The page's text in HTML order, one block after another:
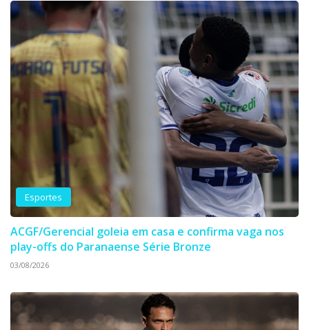
Esportes
ACGF/Gerencial goleia em casa e confirma vaga nos
play-offs do Paranaense Série Bronze
03/08/2026